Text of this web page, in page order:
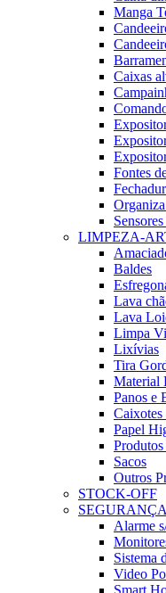
Manga
Caixas
Fontes
LIMPEZA-
Baldes
Lava
Lava
Limpa
Lixívias
Tira
Material
Panos e
Papel
Sacos
Outros
STOCK-OFF
Alarme
Sistema
Video
Smart